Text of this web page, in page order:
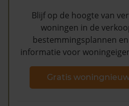
Blijf op de hoogte van
woningen in de
bestemmingsplannen
informatie voor
Gratis